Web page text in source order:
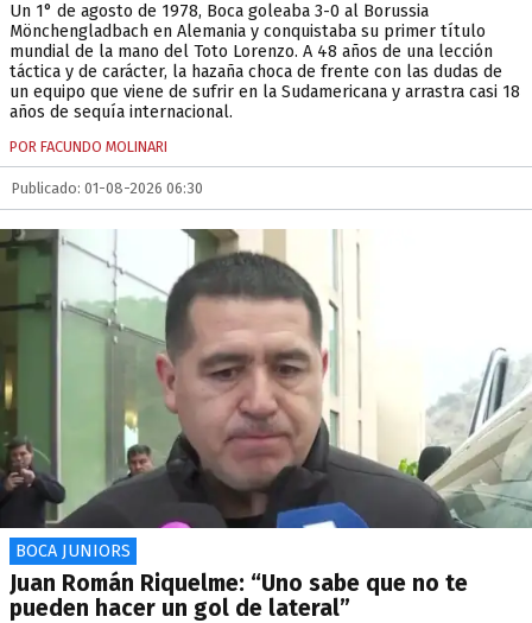
Un 1° de agosto de 1978, Boca goleaba 3-0 al Borussia
Mönchengladbach en Alemania y conquistaba su primer título
mundial de la mano del Toto Lorenzo. A 48 años de una lección
táctica y de carácter, la hazaña choca de frente con las dudas de
un equipo que viene de sufrir en la Sudamericana y arrastra casi 18
años de sequía internacional.
POR FACUNDO MOLINARI
Publicado: 01-08-2026 06:30
BOCA JUNIORS
Juan Román Riquelme: “Uno sabe que no te
pueden hacer un gol de lateral”